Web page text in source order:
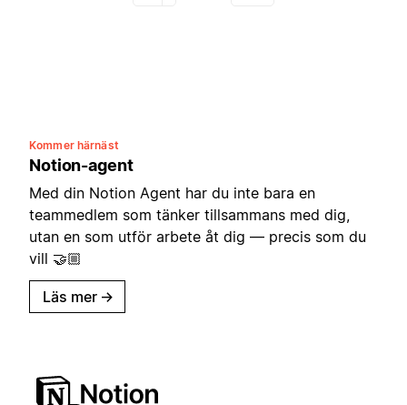
Kommer härnäst
Notion-agent
Med din Notion Agent har du inte bara en
teammedlem som tänker tillsammans med dig,
utan en som utför arbete åt dig — precis som du
vill 🤝🏼
Läs mer →